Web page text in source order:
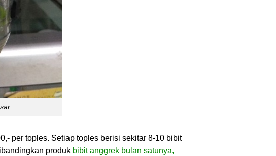
per toples. Setiap toples berisi sekitar 8-10 bibit
produk bibit anggrek bulan satunya,